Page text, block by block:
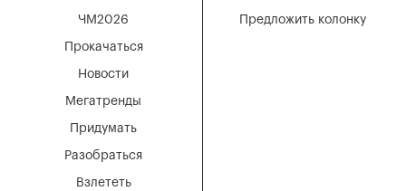
Мегатренды
Придумать
Разобраться
Взлететь
Новости
ЧМ2026
Прокачаться
Предложить колонку